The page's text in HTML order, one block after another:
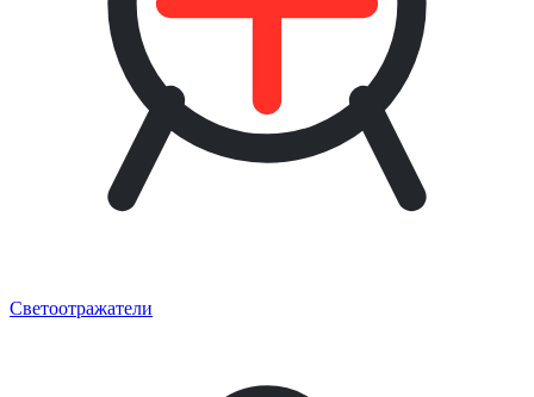
Светоотражатели